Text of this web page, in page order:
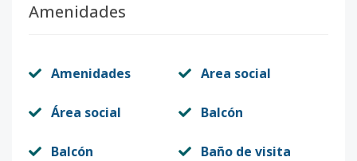
Amenidades
Amenidades Area social
Área social Balcón
Balcón Baño de visita